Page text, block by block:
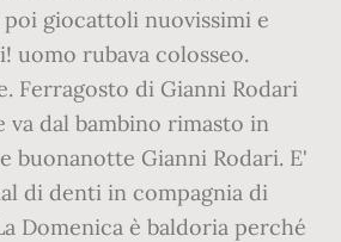
poi giocattoli nuovissimi e
uomo rubava colosseo.
Ferragosto di Gianni Rodari
va dal bambino rimasto in
buonanotte Gianni Rodari. E'
di denti in compagnia di
Domenica è baldoria perché